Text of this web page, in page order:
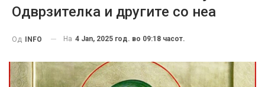
Одврзителка и другите со неа
Од INFO На 4 Jan, 2025 год. во 09:18 часот.